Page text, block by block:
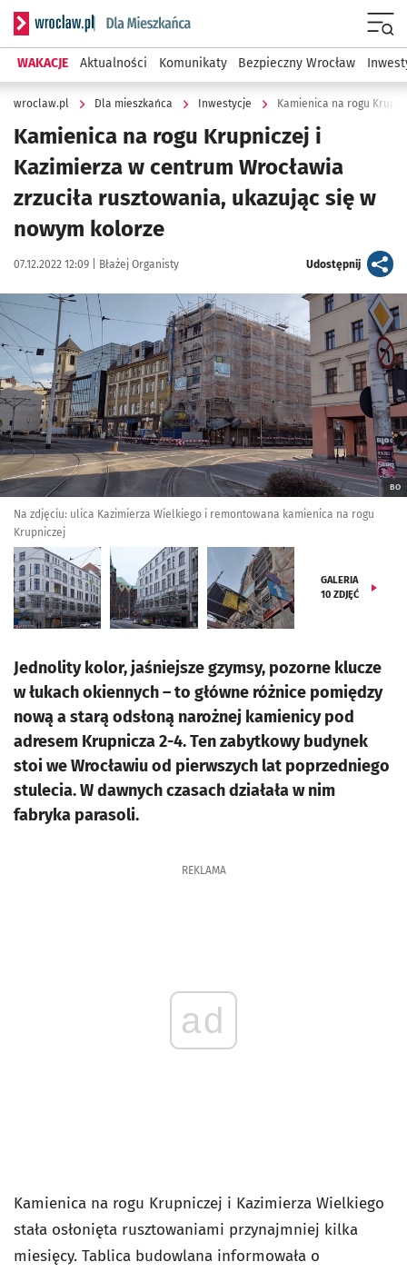
Serwis informacyjny wroclaw.pl podserwis: Dla mieszkańca
WAKACJE Aktualności Komunikaty Bezpieczny Wrocław
wroclaw.pl Dla mieszkańca Inwestycje
Kamienica na rogu Krupniczej i
Kazimierza w centrum Wrocławia
zrzuciła rusztowania, ukazując się w
nowym kolorze
Data publikacji:
07.12.2022 12:09 | Autor:
Błażej Organisty Udostępnijartykuł
Kliknij, aby zobaczyć galerię
BO
Na zdjęciu: ulica Kazimierza Wielkiego i remontowana kamienica na rogu
Krupniczej
GALERIA
10 ZDJĘĆ
Jednolity kolor, jaśniejsze gzymsy, pozorne klucze
w łukach okiennych – to główne różnice pomiędzy
nową a starą odsłoną narożnej kamienicy pod
adresem Krupnicza 2-4. Ten zabytkowy budynek
stoi we Wrocławiu od pierwszych lat poprzedniego
stulecia. W dawnych czasach działała w nim
fabryka parasoli.
REKLAMA
ad
Kamienica na rogu Krupniczej i Kazimierza Wielkiego
stała osłonięta rusztowaniami przynajmniej kilka
miesięcy. Tablica budowlana informowała o